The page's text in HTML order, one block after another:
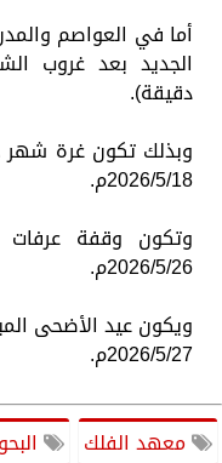
أما في العواصم
دقيقة).
2026/5/18م.
2026/5/26م.
2026/5/27م.
معهد الفلك